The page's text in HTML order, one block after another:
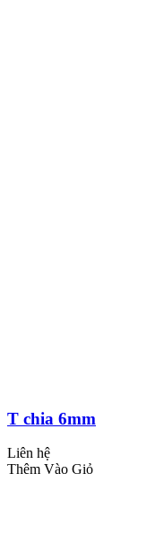
T chia 6mm
Liên hệ
Thêm Vào Giỏ